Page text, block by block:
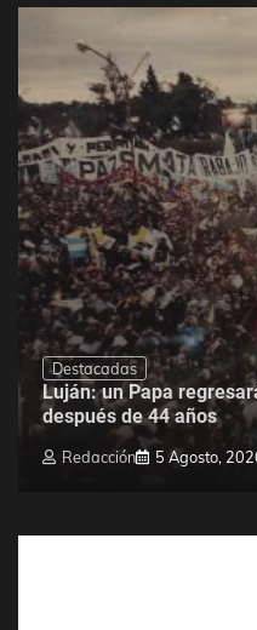
Destacadas
Luján: un Papa
después de 44 años
Redacción 5 Agosto,